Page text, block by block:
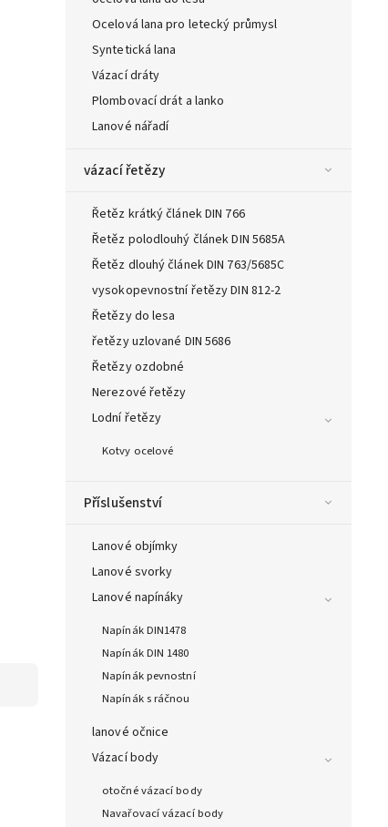
Ocelová lana pro letecký průmysl
Syntetická lana
Vázací dráty
Plombovací drát a lanko
Lanové nářadí
vázací řetězy
Řetěz krátký článek DIN 766
Řetěz polodlouhý článek DIN 5685A
Řetěz dlouhý článek DIN 763/5685C
vysokopevnostní řetězy DIN 812-2
Řetězy do lesa
řetězy uzlované DIN 5686
Řetězy ozdobné
Nerezové řetězy
Lodní řetězy
Kotvy ocelové
Příslušenství
Lanové objímky
Lanové svorky
Lanové napínáky
Napínák DIN1478
Napínák DIN 1480
Napínák pevnostní
Napínák s ráčnou
lanové očnice
Vázací body
otočné vázací body
Navařovací vázací body